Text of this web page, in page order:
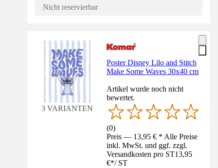
Nicht reservierbar
3 VARIANTEN
Poster Disney Lilo and Stitch
Make Some Waves 30x40 cm
Artikel wurde noch nicht
bewertet.
(0)
Preis — 13,95 € * Alle Preise
inkl. MwSt. und ggf. zzgl.
Versandkosten pro ST13,95
€*/ ST